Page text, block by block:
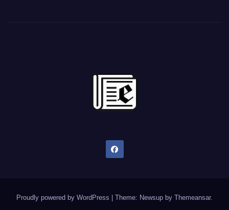
Proudly powered by WordPress Theme: Newsup by Themeansar.